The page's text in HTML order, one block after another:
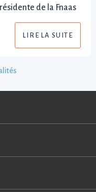
de la Fnaas
LIRE LA SUITE